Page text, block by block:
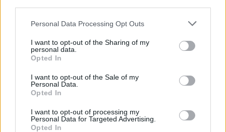
Personal Data Processing Opt Outs
I want to opt-out of the Sharing of my
personal data.
Opted In
I want to opt-out of the Sale of my
Personal Data.
Opted In
I want to opt-out of processing my
Personal Data for Targeted Advertising.
Opted In
Máltai kaland 7.
10 tanács, ha jobban akarod érezni magad